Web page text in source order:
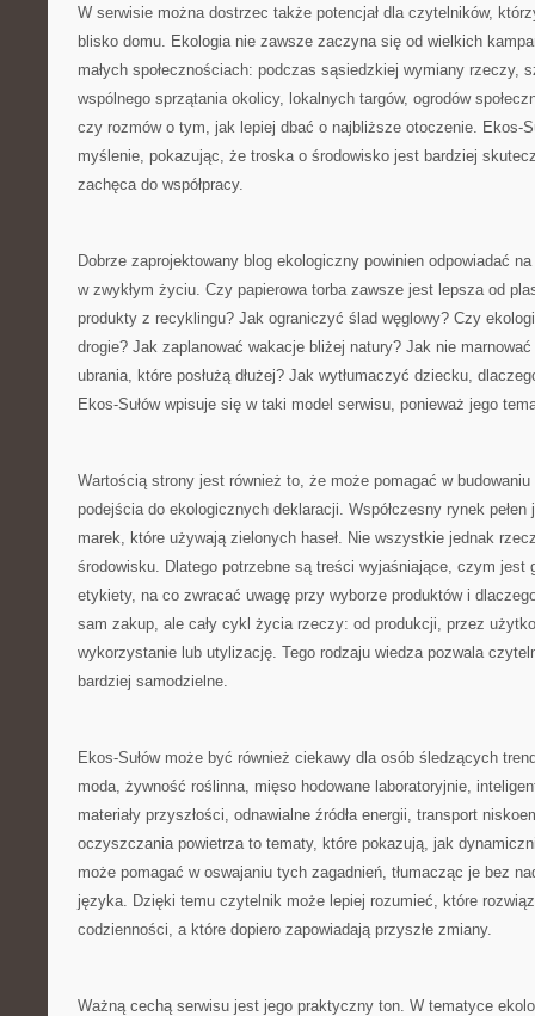
W serwisie można dostrzec także potencjał dla czytelników,
blisko domu. Ekologia nie zawsze zaczyna się od wielkich
małych społecznościach: podczas sąsiedzkiej wymiany rzeczy,
wspólnego sprzątania okolicy, lokalnych targów, ogrodów
czy rozmów o tym, jak lepiej dbać o najbliższe otoczenie. Ekos-
myślenie, pokazując, że troska o środowisko jest bardziej
zachęca do współpracy.
Dobrze zaprojektowany blog ekologiczny powinien odpowiadać
w zwykłym życiu. Czy papierowa torba zawsze jest lepsza od
produkty z recyklingu? Jak ograniczyć ślad węglowy? Czy
drogie? Jak zaplanować wakacje bliżej natury? Jak nie
ubrania, które posłużą dłużej? Jak wytłumaczyć dziecku,
Ekos-Sułów wpisuje się w taki model serwisu, ponieważ jego
Wartością strony jest również to, że może pomagać w budowaniu
podejścia do ekologicznych deklaracji. Współczesny rynek pełen
marek, które używają zielonych haseł. Nie wszystkie jednak
środowisku. Dlatego potrzebne są treści wyjaśniające, czym jest
etykiety, na co zwracać uwagę przy wyborze produktów i
sam zakup, ale cały cykl życia rzeczy: od produkcji, przez
wykorzystanie lub utylizację. Tego rodzaju wiedza pozwala
bardziej samodzielne.
Ekos-Sułów może być również ciekawy dla osób śledzących
moda, żywność roślinna, mięso hodowane laboratoryjnie,
materiały przyszłości, odnawialne źródła energii, transport
oczyszczania powietrza to tematy, które pokazują, jak
może pomagać w oswajaniu tych zagadnień, tłumacząc je bez
języka. Dzięki temu czytelnik może lepiej rozumieć, które
codzienności, a które dopiero zapowiadają przyszłe zmiany.
Ważną cechą serwisu jest jego praktyczny ton. W tematyce